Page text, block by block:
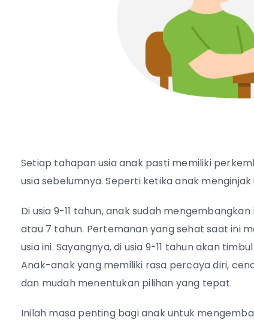
Setiap tahapan usia anak pasti memiliki
usia sebelumnya. Seperti ketika anak
Di usia 9-11 tahun, anak sudah
atau 7 tahun. Pertemanan yang sehat saat ini
usia ini. Sayangnya, di usia 9-11 tahun akan
Anak-anak yang memiliki rasa percaya diri,
dan mudah menentukan pilihan yang tepat.
Inilah masa penting bagi anak untuk